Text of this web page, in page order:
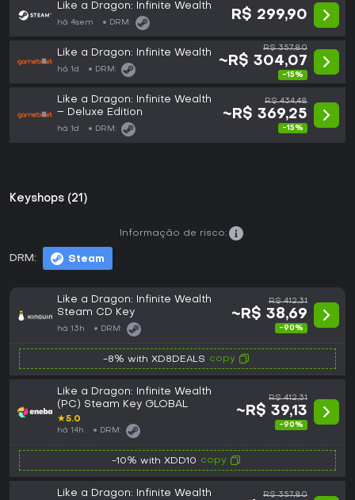
Like a Dragon: Infinite Wealth
há 4sem DRM:
R$ 299,90
Like a Dragon: Infinite Wealth
há 1d DRM:
R$ 357,80
~R$ 304,07
-15%
Like a Dragon: Infinite Wealth
– Deluxe Edition
há 1d DRM:
R$ 434,48
~R$ 369,25
-15%
Keyshops (21)
DRM: Steam
Informação de risco:
Like a Dragon: Infinite Wealth
Steam CD Key
há 13h DRM:
R$ 412,31
~R$ 38,69
-90%
-8% with XD8DEALS copy
Like a Dragon: Infinite Wealth
(PC) Steam Key GLOBAL
★5.0
há 14h DRM:
R$ 412,31
~R$ 39,13
-90%
-10% with XDD10 copy
Like a Dragon: Infinite Wealth
R$ 357,80